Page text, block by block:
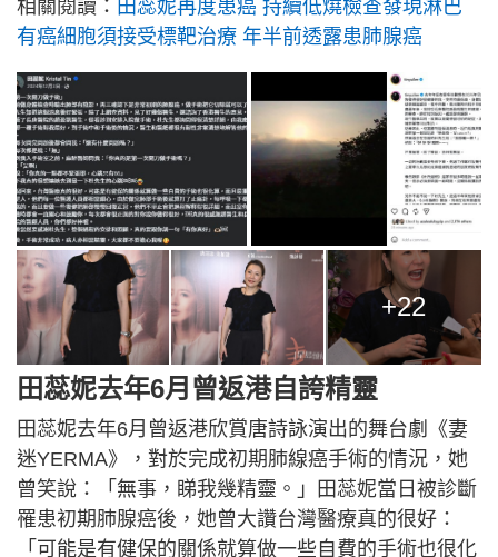
相關閱讀： 田蕊妮再度患癌 持續低燒檢查發現淋巴
有癌細胞須接受標靶治療 年半前透露患肺腺癌
+22
田蕊妮去年6月曾返港自誇精靈
田蕊妮去年6月曾返港欣賞唐詩詠演出的舞台劇《妻
迷YERMA》，對於完成初期肺線癌手術的情況，她
曾笑說：「無事，睇我幾精靈。」田蕊妮當日被診斷
罹患初期肺腺癌後，她曾大讚台灣醫療真的很好：
「可能是有健保的關係就算做一些自費的手術也很化